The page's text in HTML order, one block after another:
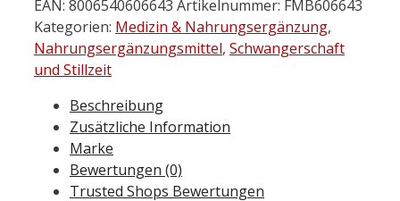
2
Schwangerschaft
Kombipackung
Tbl.
Kps.
Menge
EAN: 8006540606643 Artikelnummer: FMB606643
Kategorien: Medizin & Nahrungsergänzung,
Nahrungsergänzungsmittel, Schwangerschaft
und Stillzeit
Beschreibung
Zusätzliche Information
Marke
Bewertungen (0)
Trusted Shops Bewertungen